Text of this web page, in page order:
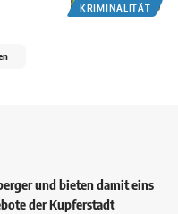
KRIMINALITÄT
und bieten damit eins
der Kupferstadt